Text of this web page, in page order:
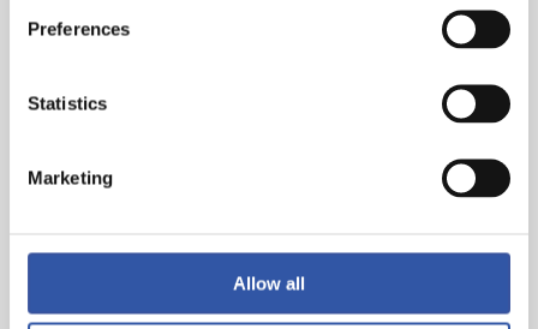
Preferences
Statistics
Marketing
Allow all